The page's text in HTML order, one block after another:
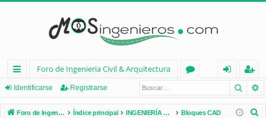
nl
ac
Foro de Ingenieria Civil & Arquitectura
os
nt
eg
ist
Identificarse Registrarse
Foro de Ingenieria Civil & Arquitectura Índice principal INGENIERÍA CIVIL (España) Bloques CAD